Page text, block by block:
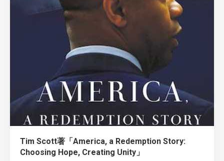
Tim Scott著「America, a Redemption Story:
Choosing Hope, Creating Unity」